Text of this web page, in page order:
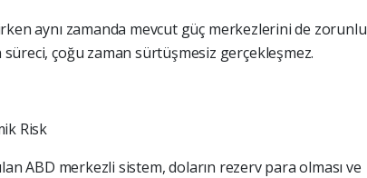
aynı zamanda mevcut güç merkezlerini de zorunlu
çoğu zaman sürtüşmesiz gerçekleşmez.
Risk
ABD merkezli sistem, doların rezerv para olması ve